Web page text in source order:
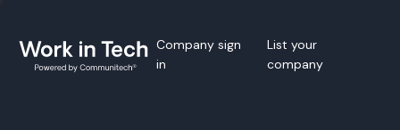
Company sign
in
List your
company